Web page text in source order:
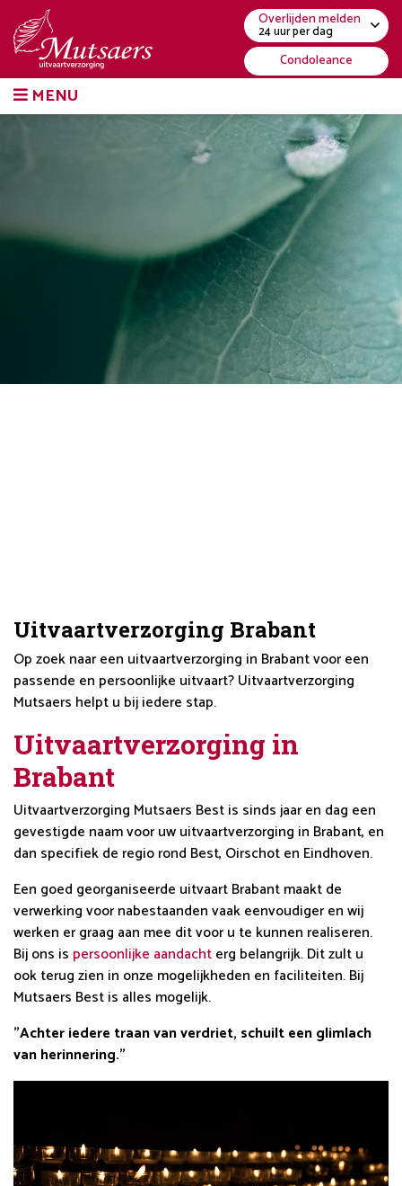
Overlijden melden
24 uur per dag
Condoleance
MENU
Uitvaartverzorging Brabant
Op zoek naar een uitvaartverzorging in Brabant voor een
passende en persoonlijke uitvaart? Uitvaartverzorging
Mutsaers helpt u bij iedere stap.
Uitvaartverzorging in
Brabant
Uitvaartverzorging Mutsaers Best is sinds jaar en dag een
gevestigde naam voor uw uitvaartverzorging in Brabant, en
dan specifiek de regio rond Best, Oirschot en Eindhoven.
Een goed georganiseerde uitvaart Brabant maakt de
verwerking voor nabestaanden vaak eenvoudiger en wij
werken er graag aan mee dit voor u te kunnen realiseren.
Bij ons is persoonlijke aandachterg belangrijk. Dit zult u
ook terug zien in onze mogelijkheden en faciliteiten. Bij
Mutsaers Best is alles mogelijk.
"Achter iedere traan van verdriet, schuilt een glimlach
van herinnering."